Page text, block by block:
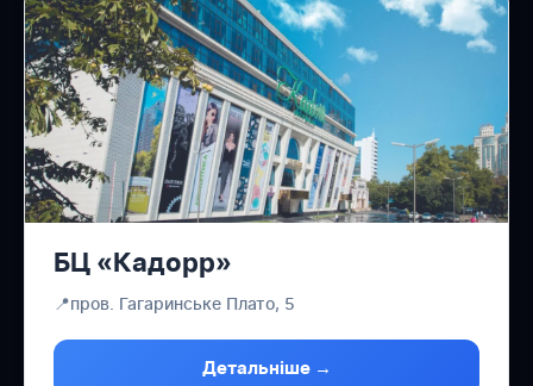
БЦ «Кадорр»
📍пров. Гагаринське Плато, 5
Детальніше →